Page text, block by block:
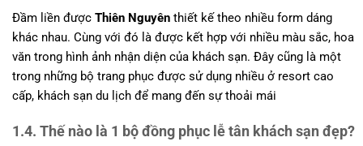
Đầm liền được Thiên Nguyên thiết kế theo nhiều form dáng
khác nhau. Cùng với đó là được kết hợp với nhiều màu sắc, hoa
văn trong hình ảnh nhận diện của khách sạn. Đây cũng là một
trong những bộ trang phục được sử dụng nhiều ở resort cao
cấp, khách sạn du lịch để mang đến sự thoải mái
1.4. Thế nào là 1 bộ đồng phục lễ tân khách sạn đẹp?